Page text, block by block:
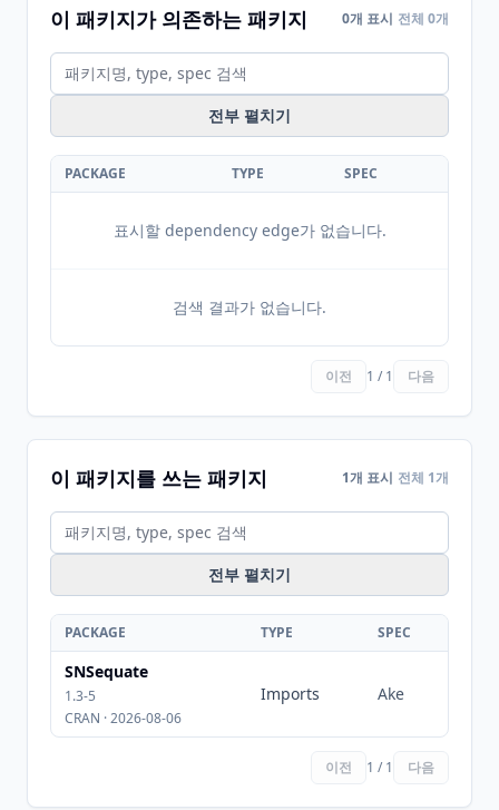
이 패키지가 의존하는 패키지 0개 표시 전체 0개
전부 펼치기
PACKAGE TYPE SPEC
표시할 dependency edge가 없습니다.
검색 결과가 없습니다.
이전 1 / 1 다음
이 패키지를 쓰는 패키지 1개 표시 전체 1개
전부 펼치기
PACKAGE TYPE SPEC
SNSequate
1.3-5
CRAN · 2026-08-06
Imports Ake
이전 1 / 1 다음